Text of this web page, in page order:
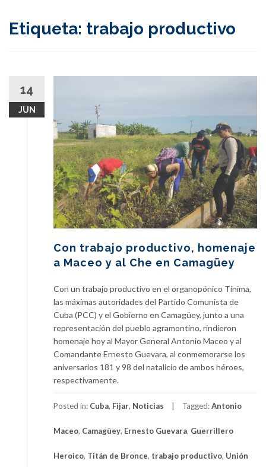
Etiqueta: trabajo productivo
14
JUN
Con trabajo productivo, homenaje
a Maceo y al Che en Camagüey
Con un trabajo productivo en el organopónico Tínima,
las máximas autoridades del Partido Comunista de
Cuba (PCC) y el Gobierno en Camagüey, junto a una
representación del pueblo agramontino, rindieron
homenaje hoy al Mayor General Antonio Maceo y al
Comandante Ernesto Guevara, al conmemorarse los
aniversarios 181 y 98 del natalicio de ambos héroes,
respectivamente.
Posted in: Cuba, Fijar, Noticias Tagged:Antonio
Maceo, Camagüey, Ernesto Guevara, Guerrillero
Heroico, Titán de Bronce, trabajo productivo, Unión